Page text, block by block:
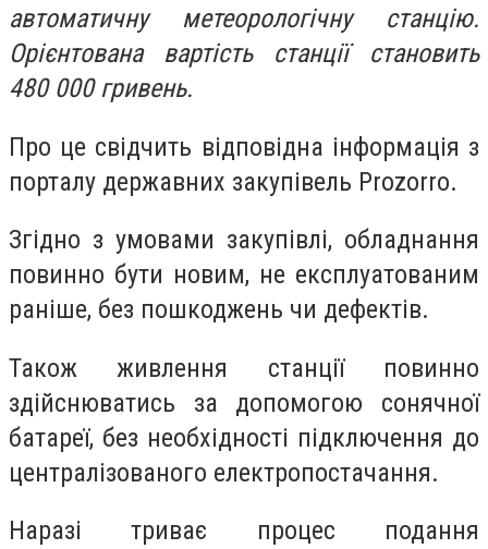
автоматичну метеорологічну станцію.
Орієнтована вартість станції становить
480 000 гривень.
Про це свідчить відповідна інформація з
порталу державних закупівель Prozorro.
Згідно з умовами закупівлі, обладнання
повинно бути новим, не експлуатованим
раніше, без пошкоджень чи дефектів.
Також живлення станції повинно
здійснюватись за допомогою сонячної
батареї, без необхідності підключення до
централізованого електропостачання.
Наразі триває процес подання